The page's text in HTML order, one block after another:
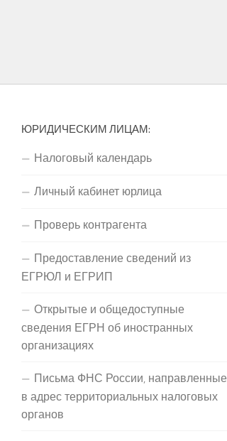
ЮРИДИЧЕСКИМ ЛИЦАМ:
Налоговый календарь
Личный кабинет юрлица
Проверь контрагента
Предоставление сведений из
ЕГРЮЛ и ЕГРИП
Открытые и общедоступные
сведения ЕГРН об иностранных
организациях
Письма ФНС России, направленные
в адрес территориальных налоговых
органов